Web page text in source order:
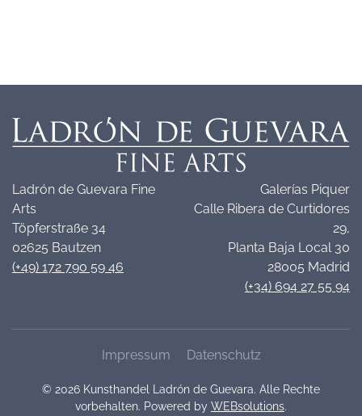
Ladrón de Guevara Fine
Arts
Töpferstraße 34
02625 Bautzen
(+49) 172 790 59 46
Galerías Piquer
Calle Ribera de Curtidores
29,
Planta Baja Local 30
28005 Madrid
(+34) 694 27 55 94
Impressum Datenschutz
© 2026 Kunsthandel Ladrón de Guevara. Alle Rechte
vorbehalten. Powered by WEBsolutions.